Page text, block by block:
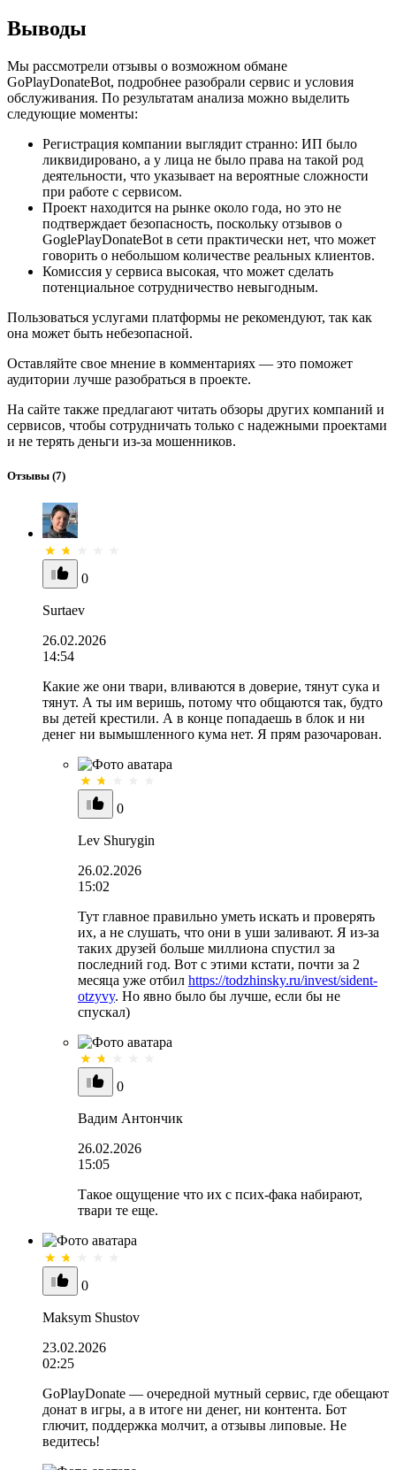
Выводы
Мы рассмотрели отзывы о возможном обмане
GoPlayDonateBot, подробнее разобрали сервис и условия
обслуживания. По результатам анализа можно выделить
следующие моменты:
Регистрация компании выглядит странно: ИП было
ликвидировано, а у лица не было права на такой род
деятельности, что указывает на вероятные сложности
при работе с сервисом.
Проект находится на рынке около года, но это не
подтверждает безопасность, поскольку отзывов о
GoglePlayDonateBot в сети практически нет, что может
говорить о небольшом количестве реальных клиентов.
Комиссия у сервиса высокая, что может сделать
потенциальное сотрудничество невыгодным.
Пользоваться услугами платформы не рекомендуют, так как
она может быть небезопасной.
Оставляйте свое мнение в комментариях — это поможет
аудитории лучше разобраться в проекте.
На сайте также предлагают читать обзоры других компаний и
сервисов, чтобы сотрудничать только с надежными проектами
и не терять деньги из-за мошенников.
Отзывы (7)
0
Surtaev
26.02.2026
14:54
Какие же они твари, вливаются в доверие, тянут сука и
тянут. А ты им веришь, потому что общаются так, будто
вы детей крестили. А в конце попадаешь в блок и ни
денег ни вымышленного кума нет. Я прям разочарован.
0
Lev Shurygin
26.02.2026
15:02
Тут главное правильно уметь искать и проверять
их, а не слушать, что они в уши заливают. Я из-за
таких друзей больше миллиона спустил за
последний год. Вот с этими кстати, почти за 2
месяца уже отбил https://todzhinsky.ru/invest/sident-
otzyvy. Но явно было бы лучше, если бы не
спускал)
0
Вадим Антончик
26.02.2026
15:05
Такое ощущение что их с псих-фака набирают,
твари те еще.
0
Maksym Shustov
23.02.2026
02:25
GoPlayDonate — очередной мутный сервис, где обещают
донат в игры, а в итоге ни денег, ни контента. Бот
глючит, поддержка молчит, а отзывы липовые. Не
ведитесь!